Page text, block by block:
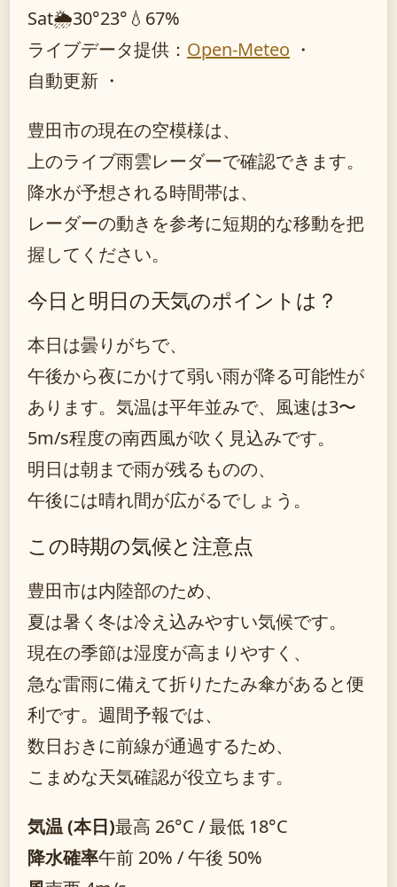
Sat🌦️30°23° 💧67%
ライブデータ提供： Open-Meteo ・
自動更新 ・
豊田市の現在の空模様は、
上のライブ雨雲レーダーで確認できます。
降水が予想される時間帯は、
レーダーの動きを参考に短期的な移動を把
握してください。
今日と明日の天気のポイントは？
本日は曇りがちで、
午後から夜にかけて弱い雨が降る可能性が
あります。気温は平年並みで、風速は3〜
5m/s程度の南西風が吹く見込みです。
明日は朝まで雨が残るものの、
午後には晴れ間が広がるでしょう。
この時期の気候と注意点
豊田市は内陸部のため、
夏は暑く冬は冷え込みやすい気候です。
現在の季節は湿度が高まりやすく、
急な雷雨に備えて折りたたみ傘があると便
利です。週間予報では、
数日おきに前線が通過するため、
こまめな天気確認が役立ちます。
気温 (本日)最高 26°C / 最低 18°C
降水確率午前 20% / 午後 50%